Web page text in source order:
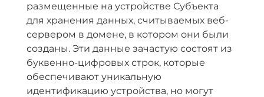
размещенные на устройстве Субъекта
для хранения данных, считываемых веб-
сервером в домене, в котором они были
созданы. Эти данные зачастую состоят из
буквенно-цифровых строк, которые
обеспечивают уникальную
идентификацию устройства, но могут